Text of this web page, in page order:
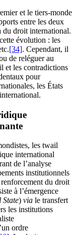
et le tiers-monde
entre les deux
du droit international.
évolution : les
[34]. Cependant, il
de reléguer au
et les contradictions
pour
les États
les twail
international
de l’analyse
institutionnels
du droit
à l’émergence
) via le transfert
les institutions
ordre